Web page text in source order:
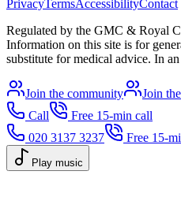
PrivacyTermsAccessibilityContact
Regulated by the GMC & Royal
Information on this site is for
substitute for medical advice. In
Join the community
Join
Call
Free 15-min call
020 3137 3237
Free 15-
Play music